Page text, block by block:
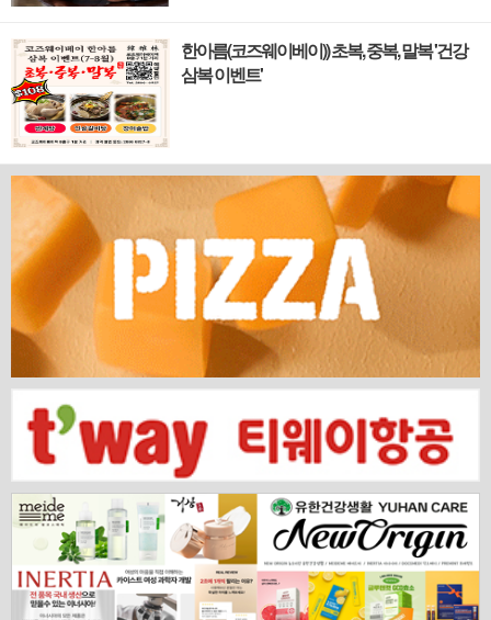
홍콩. 이 역동적인 글로벌 허브의 중심에서 한국
의 깊이 있는 문화유산과 세계적 감각을 잇는 새
한아름(코즈웨이베이)) 초복, 중복, 말복 '건강
삼복 이벤트'